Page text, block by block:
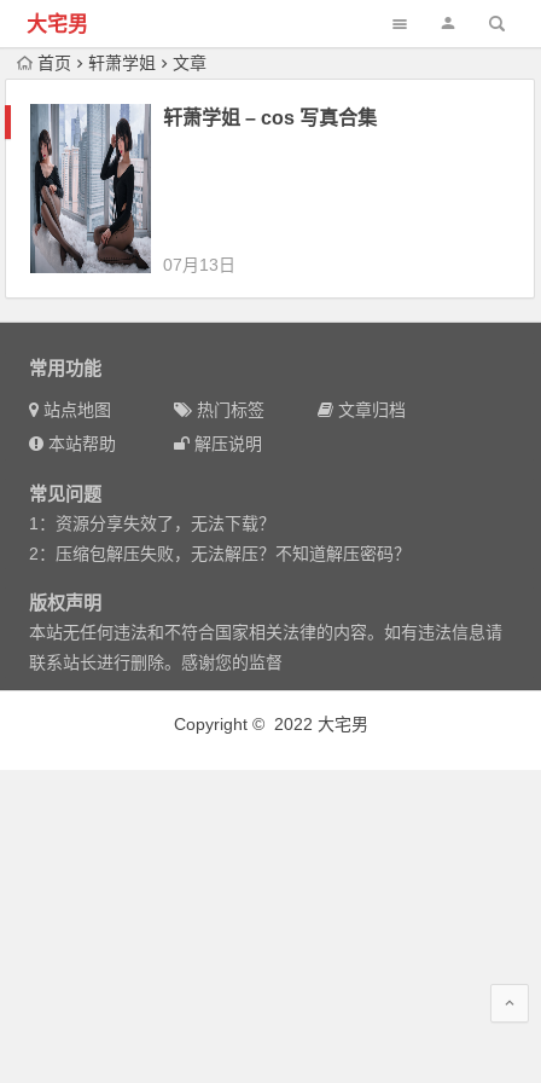
大宅男
首页 轩萧学姐 文章
轩萧学姐 – cos 写真合集
07月13日
常用功能
站点地图 热门标签
文章归档
本站帮助
解压说明
常见问题
1：资源分享失效了，无法下载？
2：压缩包解压失败，无法解压？不知道解压密码？
版权声明
本站无任何违法和不符合国家相关法律的内容。如有违法信息请
联系站长进行删除。感谢您的监督
Copyright © 2022 大宅男